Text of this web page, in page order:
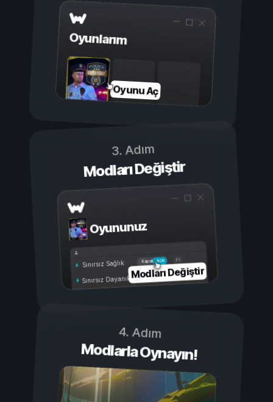
Oyunlarım
Oyunu Aç
3. Adım
Modları Değiştir
Oyununuz
Açık
Kapalı
Sınırsız Sağlık
Sınırsız DayanıklılıkModları Değiştir
4. Adım
Modlarla Oynayın!